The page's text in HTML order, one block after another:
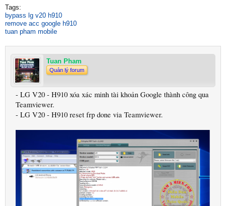
Tags:
bypass lg v20 h910
remove acc google h910
tuan pham mobile
Tuan Pham
Quản lý forum
- LG V20 - H910 xóa xác minh tài khoản Google thành công qua
Teamviewer.
- LG V20 - H910 reset frp done via Teamviewer.